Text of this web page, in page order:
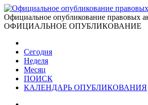
Официальное опубликование правовых
ОФИЦИАЛЬНОЕ ОПУБЛИКОВАНИЕ
Сегодня
Неделя
Месяц
ПОИСК
КАЛЕНДАРЬ ОПУБЛИКОВАНИЯ